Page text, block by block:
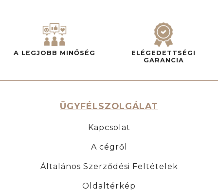
A LEGJOBB MINŐSÉG
ELÉGEDETTSÉGI
GARANCIA
ÜGYFÉLSZOLGÁLAT
Kapcsolat
A cégről
Általános Szerződési Feltételek
Oldaltérkép